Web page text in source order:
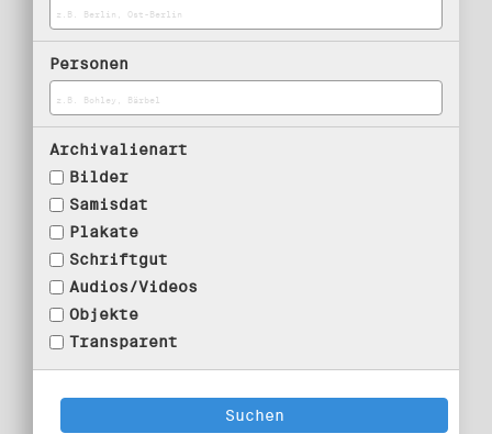
Personen
Archivalienart
Bilder
Samisdat
Plakate
Schriftgut
Audios/Videos
Objekte
Transparent